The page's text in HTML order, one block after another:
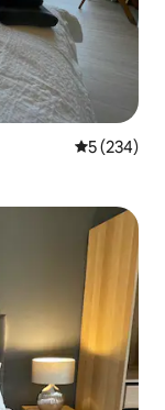
5 av 5 i
5 (234)